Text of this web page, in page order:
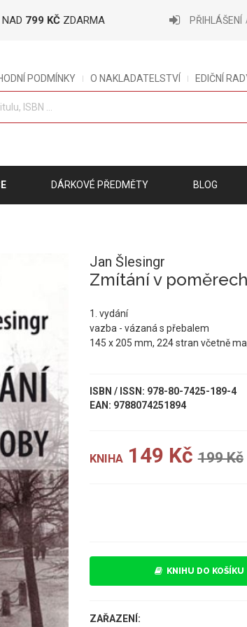
799 KČ ZDARMA PŘIHLÁŠENÍ
PODMÍNKY O NAKLADATELSTVÍ EDIČNÍ
DÁRKOVÉ PŘEDMĚTY BLOG
Jan Šlesingr
Zmítání v
1. vydání
vazba - vázaná s přebalem
145 x 205 mm, 224 stran včetně
ISBN / ISSN: 978-80-7425-189-4
EAN: 9788074251894
KNIHA 149 Kč 199 Kč
KNIHU DO KOŠÍKU
ZAŘAZENÍ: